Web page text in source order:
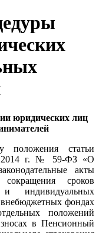
юридических лиц
статьи
2014 г. № 59-ФЗ «О
акты
сроков
индивидуальных
внебюджетных фондах
положений
в Пенсионный